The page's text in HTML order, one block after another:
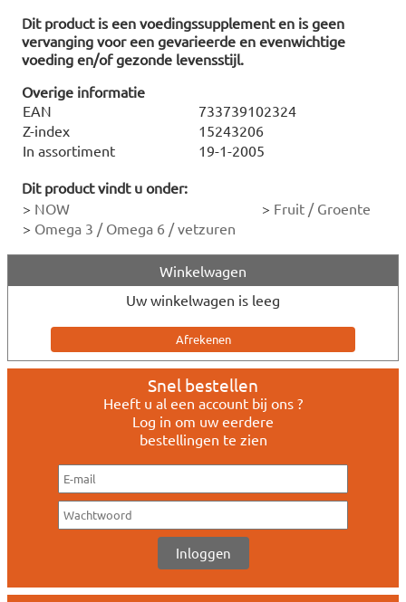
Dit product is een voedingssupplement en is geen
vervanging voor een gevarieerde en evenwichtige
voeding en/of gezonde levensstijl.
Overige informatie
EAN
733739102324
Z-index
15243206
In assortiment
19-1-2005
Dit product vindt u onder:
> NOW > Fruit / Groente
> Omega 3 / Omega 6 / vetzuren
Winkelwagen
Uw winkelwagen is leeg
Snel bestellen
Heeft u al een account bij ons ?
Log in om uw eerdere
bestellingen te zien